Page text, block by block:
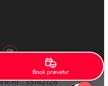
nr.: 35142126
Book prøvetur